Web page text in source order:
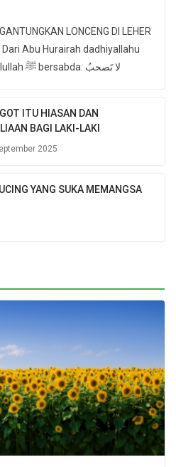
LONCENG DI LEHER
Dari Abu Hurairah dadhiyallahu
anhu, sesungguhnya Rasulullah ﷺ bersabda: لا تَصحبُ
ITU HIASAN DAN
BAGI LAKI-LAKI
2025
YANG SUKA MEMANGSA